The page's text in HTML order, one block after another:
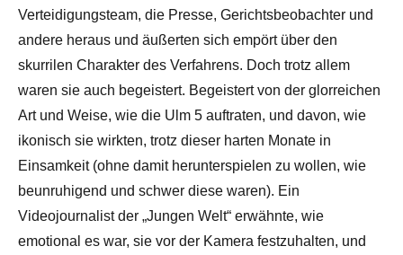
Verteidigungsteam, die Presse, Gerichtsbeobachter und
andere heraus und äußerten sich empört über den
skurrilen Charakter des Verfahrens. Doch trotz allem
waren sie auch begeistert. Begeistert von der glorreichen
Art und Weise, wie die Ulm 5 auftraten, und davon, wie
ikonisch sie wirkten, trotz dieser harten Monate in
Einsamkeit (ohne damit herunterspielen zu wollen, wie
beunruhigend und schwer diese waren). Ein
Videojournalist der „Jungen Welt“ erwähnte, wie
emotional es war, sie vor der Kamera festzuhalten, und